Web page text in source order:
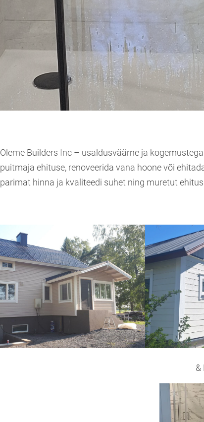
Oleme Builders Inc – usaldusväärne ja
puitmaja ehituse, renoveerida vana hoone või
parimat hinna ja kvaliteedi suhet ning muretut
&